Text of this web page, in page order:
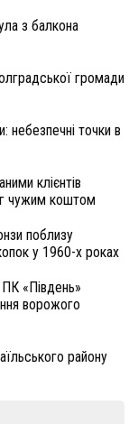
з балкона
громади
небезпечні точки в
клієнтів
чужим коштом
поблизу
у 1960-х роках
ПК «Південь»
ворожого
району